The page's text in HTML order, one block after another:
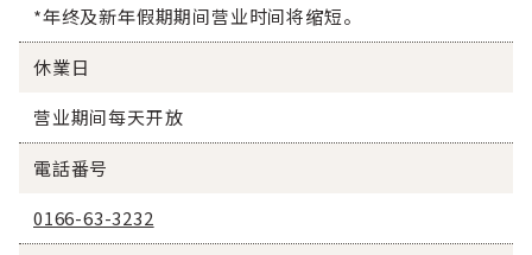
*年终及新年假期期间营业时间将缩短。
休業日
营业期间每天开放
電話番号
0166-63-3232